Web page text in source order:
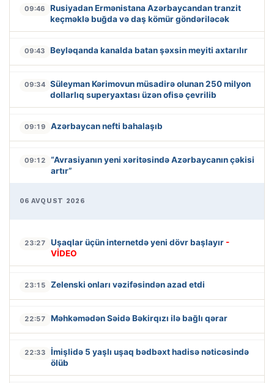
09:46
Rusiyadan Ermənistana Azərbaycandan tranzit
keçməklə buğda və daş kömür göndəriləcək
09:43 Beyləqanda kanalda batan şəxsin meyiti axtarılır
09:34 Süleyman Kərimovun müsadirə olunan 250 milyon
dollarlıq superyaxtası üzən ofisə çevrilib
09:19 Azərbaycan nefti bahalaşıb
09:12
“Avrasiyanın yeni xəritəsində Azərbaycanın çəkisi
artır”
06 AVQUST 2026
23:27 Uşaqlar üçün internetdə yeni dövr başlayır -
VİDEO
23:15 Zelenski onları vəzifəsindən azad etdi
22:57 Məhkəmədən Səidə Bəkirqızı ilə bağlı qərar
22:33
İmişlidə 5 yaşlı uşaq bədbəxt hadisə nəticəsində
ölüb